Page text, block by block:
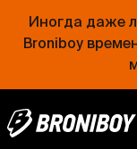
Иногда даже
Broniboy
Популярные
Noot
Ru